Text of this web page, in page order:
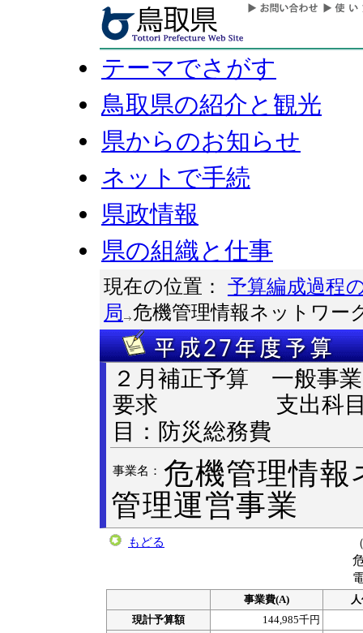
テーマでさがす
鳥取県の紹介と観光
県からのお知らせ
ネットで手続
県政情報
県の組織と仕事
現在の位置： 予算編成過程
局 危機管理情報ネットワー
２月補正予算 一般
要求
支出科目 款
目：防災総務費
事業名： 危機管理情
管理運営事業
もどる
事業費(A)
現計予算額
144,985千円